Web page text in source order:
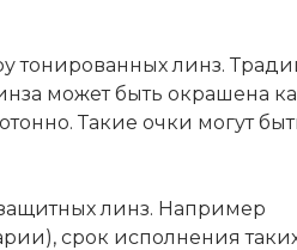
тонированных линз.
может быть окрашена
Такие очки могут
линз. Например
срок исполнения